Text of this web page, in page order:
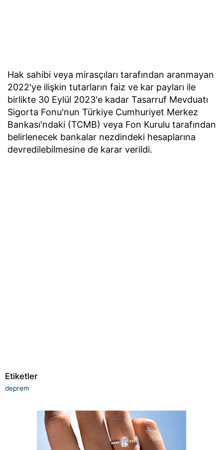
Hak sahibi veya mirasçıları tarafından aranmayan
2022'ye ilişkin tutarların faiz ve kar payları ile
birlikte 30 Eylül 2023'e kadar Tasarruf Mevduatı
Sigorta Fonu'nun Türkiye Cumhuriyet Merkez
Bankası'ndaki (TCMB) veya Fon Kurulu tarafından
belirlenecek bankalar nezdindeki hesaplarına
devredilebilmesine de karar verildi.
Etiketler
deprem